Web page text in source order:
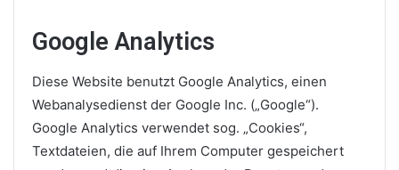
Google Analytics
Diese Website benutzt Google Analytics, einen
Webanalysedienst der Google Inc. („Google“).
Google Analytics verwendet sog. „Cookies“,
Textdateien, die auf Ihrem Computer gespeichert